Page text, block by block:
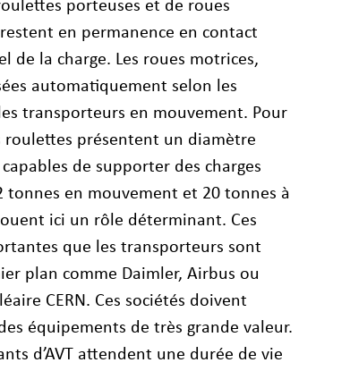
porteuses et de roues
en permanence en contact
de la charge. Les roues motrices,
automatiquement selon les
transporteurs en mouvement. Pour
roulettes présentent un diamètre
de supporter des charges
en mouvement et 20 tonnes à
ici un rôle déterminant. Ces
que les transporteurs sont
plan comme Daimler, Airbus ou
CERN. Ces sociétés doivent
équipements de très grande valeur.
d’AVT attendent une durée de vie